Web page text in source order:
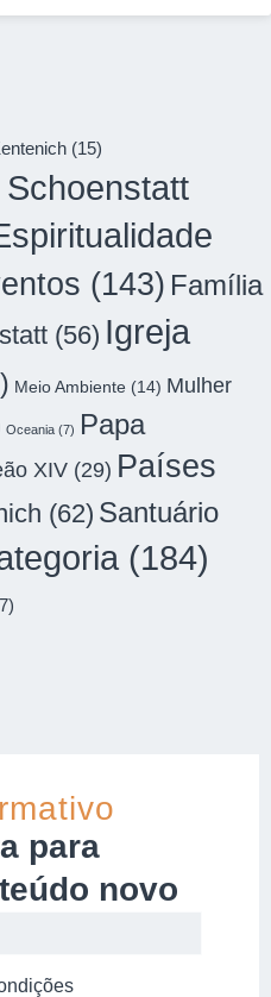
(15)
(143) Família
(56) Igreja
Meio Ambiente (14) Mulher
Oceania (7) Papa
XIV (29) Países
(62) Santuário
(184)
para
novo